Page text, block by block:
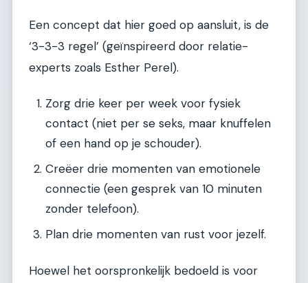
Een concept dat hier goed op aansluit, is de
‘3-3-3 regel’ (geïnspireerd door relatie-
experts zoals Esther Perel).
Zorg drie keer per week voor fysiek
contact (niet per se seks, maar knuffelen
of een hand op je schouder).
Creëer drie momenten van emotionele
connectie (een gesprek van 10 minuten
zonder telefoon).
Plan drie momenten van rust voor jezelf.
Hoewel het oorspronkelijk bedoeld is voor